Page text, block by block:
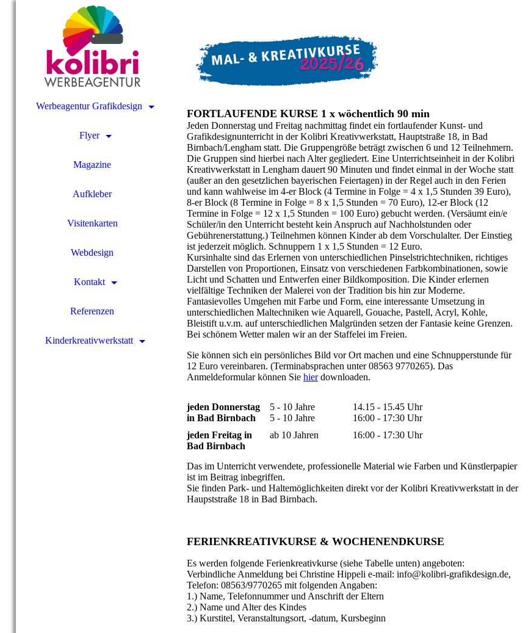
Werbeagentur Grafikdesign
Flyer
Magazine
Aufkleber
Visitenkarten
Webdesign
Kontakt
Referenzen
Kinderkreativwerkstatt
FORTLAUFENDE KURSE 1 x wöchentlich 90 min
Jeden Donnerstag und Freitag nachmittag findet ein fortlaufender Kunst- und
Grafikdesignunterricht in der Kolibri Kreativwerkstatt, Hauptstraße 18, in Bad
Birnbach/Lengham statt. Die Gruppengröße beträgt zwischen 6 und 12 Teilnehmern.
Die Gruppen sind hierbei nach Alter gegliedert. Eine Unterrichtseinheit in der Kolibri
Kreativwerkstatt in Lengham dauert 90 Minuten und findet einmal in der Woche statt
(außer an den gesetzlichen bayerischen Feiertagen) in der Regel auch in den Ferien
und kann wahlweise im 4-er Block (4 Termine in Folge = 4 x 1,5 Stunden 39 Euro),
8-er Block (8 Termine in Folge = 8 x 1,5 Stunden = 70 Euro), 12-er Block (12
Termine in Folge = 12 x 1,5 Stunden = 100 Euro) gebucht werden. (Versäumt ein/e
Schüler/in den Unterricht besteht kein Anspruch auf Nachholstunden oder
Gebührenerstattung.) Teilnehmen können Kinder ab dem Vorschulalter. Der Einstieg
ist jederzeit möglich. Schnuppern 1 x 1,5 Stunden = 12 Euro.
Kursinhalte sind das Erlernen von unterschiedlichen Pinselstrichtechniken, richtiges
Darstellen von Proportionen, Einsatz von verschiedenen Farbkombinationen, sowie
Licht und Schatten und Entwerfen einer Bildkomposition. Die Kinder erlernen
vielfältige Techniken der Malerei von der Tradition bis hin zur Moderne.
Fantasievolles Umgehen mit Farbe und Form, eine interessante Umsetzung in
unterschiedlichen Maltechniken wie Aquarell, Gouache, Pastell, Acryl, Kohle,
Bleistift u.v.m. auf unterschiedlichen Malgründen setzen der Fantasie keine Grenzen.
Bei schönem Wetter malen wir an der Staffelei im Freien.
Sie können sich ein persönliches Bild vor Ort machen und eine Schnupperstunde für
12 Euro vereinbaren. (Terminabsprachen unter 08563 9770265). Das
Anmeldeformular können Sie hierdownloaden.
jeden Donnerstag
in Bad Birnbach
5 - 10 Jahre
5 - 10 Jahre
14.15 - 15.45 Uhr
16:00 - 17:30 Uhr
jeden Freitag in
Bad Birnbach
ab 10 Jahren 16:00 - 17:30 Uhr
Das im Unterricht verwendete, professionelle Material wie Farben und Künstlerpapier
ist im Beitrag inbegriffen.
Sie finden Park- und Haltemöglichkeiten direkt vor der Kolibri Kreativwerkstatt in der
Haupststraße 18 in Bad Birnbach.
FERIENKREATIVKURSE & WOCHENENDKURSE
Es werden folgende Ferienkreativkurse (siehe Tabelle unten) angeboten:
Verbindliche Anmeldung bei Christine Hippeli e-mail: info@kolibri-grafikdesign.de,
Telefon: 08563/9770265 mit folgenden Angaben:
1.) Name, Telefonnummer und Anschrift der Eltern
2.) Name und Alter des Kindes
3.) Kurstitel, Veranstaltungsort, -datum, Kursbeginn